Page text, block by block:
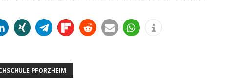
PFORZHEIM